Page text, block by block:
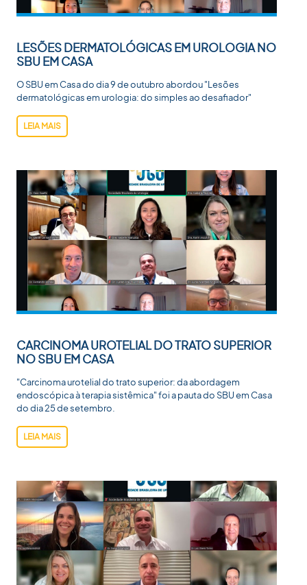
LESÕES DERMATOLÓGICAS EM UROLOGIA NO
SBU EM CASA
O SBU em Casa do dia 9 de outubro abordou "Lesões
dermatológicas em urologia: do simples ao desafiador"
LEIA MAIS
CARCINOMA UROTELIAL DO TRATO SUPERIOR
NO SBU EM CASA
"Carcinoma urotelial do trato superior: da abordagem
endoscópica à terapia sistêmica" foi a pauta do SBU em Casa
do dia 25 de setembro.
LEIA MAIS